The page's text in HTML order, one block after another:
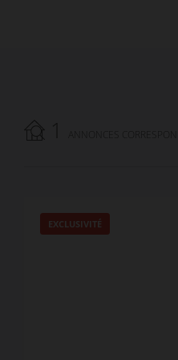
1
EXCLUSIVITÉ